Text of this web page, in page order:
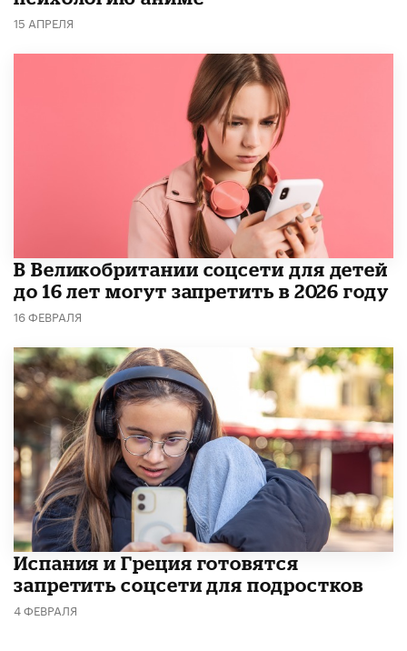
15 АПРЕЛЯ
В Великобритании соцсети для детей
до 16 лет могут запретить в 2026 году
16 ФЕВРАЛЯ
Испания и Греция готовятся
запретить соцсети для подростков
4 ФЕВРАЛЯ